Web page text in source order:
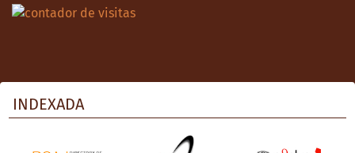
INDEXADA